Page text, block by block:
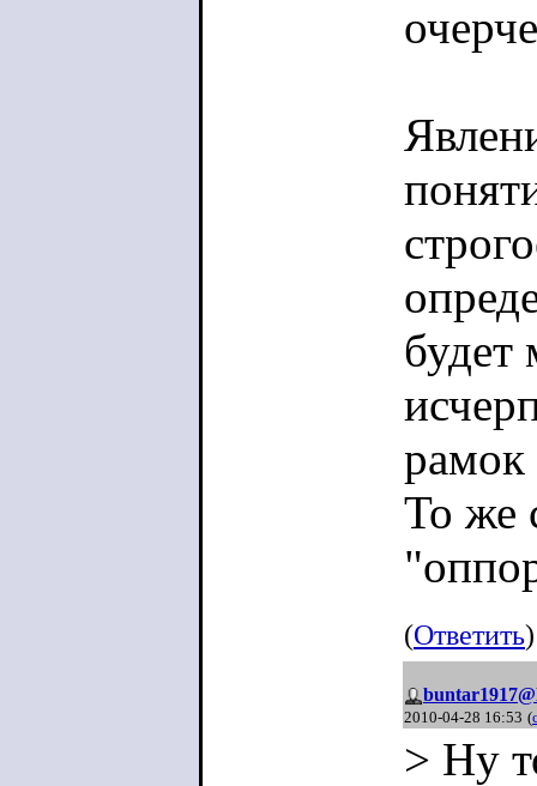
будет
рамок
То же
тут
(Ответить
2010-04-28 16:53 (
> Ну